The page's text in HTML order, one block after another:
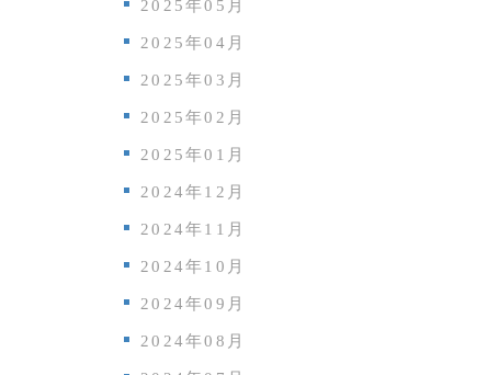
2025年05月
2025年04月
2025年03月
2025年02月
2025年01月
2024年12月
2024年11月
2024年10月
2024年09月
2024年08月